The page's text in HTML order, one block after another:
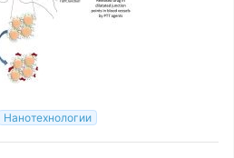
Нанотехнологии